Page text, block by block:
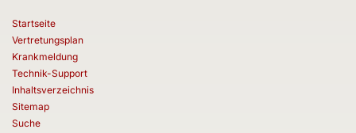
Startseite
Vertretungsplan
Krankmeldung
Technik-Support
Inhaltsverzeichnis
Sitemap
Suche